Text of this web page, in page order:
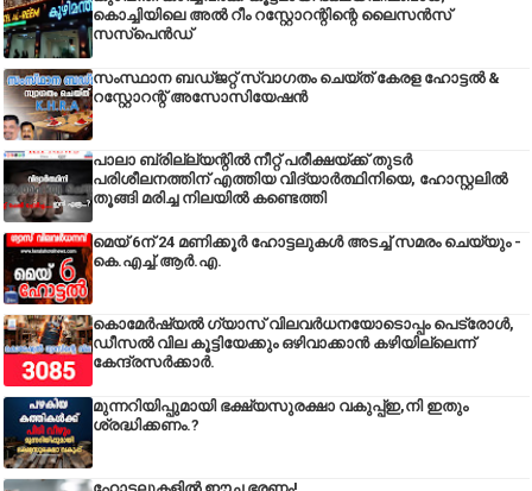
കൊച്ചിയിലെ അൽ റീം റസ്റ്റോറന്റിന്റെ ലൈസൻസ്
സസ്പെൻഡ്
സംസ്ഥാന ബഡ്‌ജറ്റ് സ്വാഗതം ചെയ്ത് കേരള ഹോട്ടൽ &
റസ്റ്റോറന്റ് അസോസിയേഷൻ
പാലാ ബ്രില്ല്യന്റിൽ നീറ്റ് പരീക്ഷയ്ക്ക് തുടർ
പരിശീലനത്തിന് എത്തിയ വിദ്യാർത്ഥിനിയെ, ഹോസ്റ്റലിൽ
തൂങ്ങി മരിച്ച നിലയിൽ കണ്ടെത്തി
മെയ് 6ന് 24 മണിക്കൂർ ഹോട്ടലുകൾ അടച്ച് സമരം ചെയ്യും -
കെ.എച്ച്.ആർ.എ.
കൊമേർഷ്യൽ ഗ്യാസ് വിലവർധനയോടൊപ്പം പെട്രോൾ,
ഡീസല്‍ വില കൂട്ടിയേക്കും ഒഴിവാക്കാന്‍ കഴിയില്ലെന്ന്
കേന്ദ്രസര്‍ക്കാര്‍.
മുന്നറിയിപ്പുമായി ഭക്ഷ്യസുരക്ഷാ വകുപ്പ്ഇ,നി ഇതും
ശ്രദ്ധിക്കണം.?